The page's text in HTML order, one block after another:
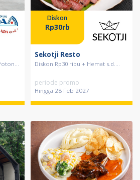
Diskon
Rp30rb
Sekotji Resto
Diskon Rp30 ribu + Hemat s.d....
periode promo
Hingga 28 Feb 2027